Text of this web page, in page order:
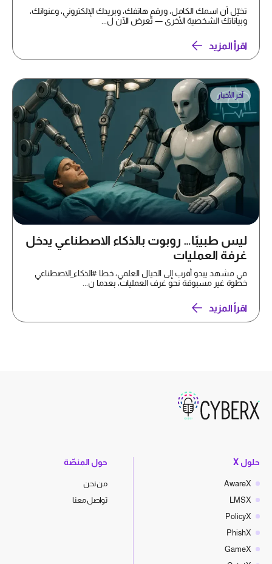
تخيّل أن اسمك الكامل، ورقم هاتفك، وبريدك الإلكتروني، وعنوانك،
وبياناتك الشخصية الأخرى — تُعرض الآن ل...
اقرأ المزيد
آخر الأخبار
ليس طبيبًا… روبوت بالذكاء الاصطناعي يدخل
غرفة العمليات
في مشهد يبدو أقرب إلى الخيال العلمي، خطا #الذكاء_الاصطناعي
خطوة غير مسبوقة نحو غرف العمليات، بعدما ن...
اقرأ المزيد
حلول X
AwareX
LMSX
PolicyX
PhishX
GameX
حول المنصّة
من نحن
تواصل معنا